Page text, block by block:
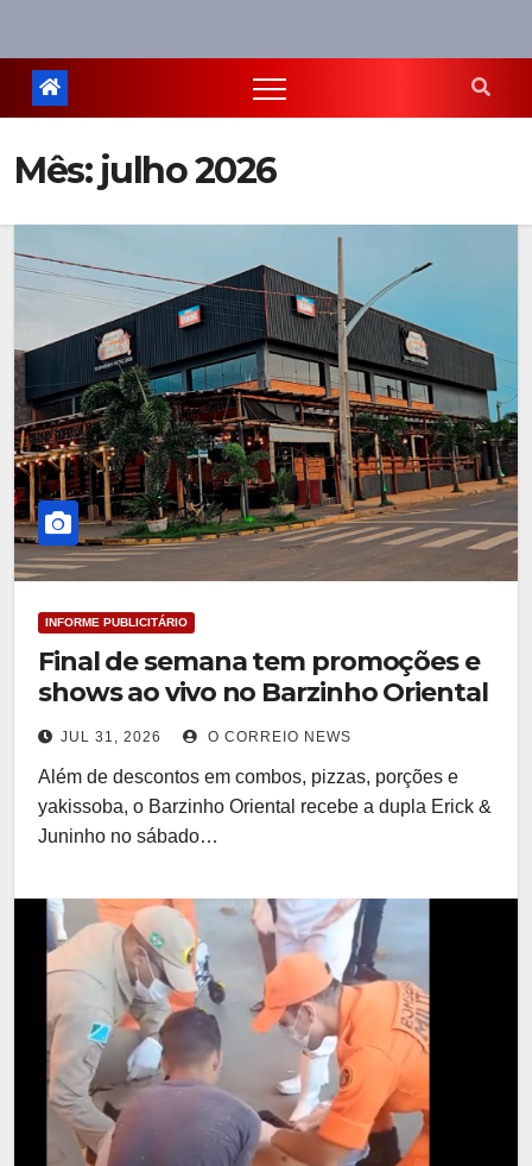
Mês: julho 2026
INFORME PUBLICITÁRIO
Final de semana tem promoções e
shows ao vivo no Barzinho Oriental
JUL 31, 2026 O CORREIO NEWS
Além de descontos em combos, pizzas, porções e
yakissoba, o Barzinho Oriental recebe a dupla Erick &
Juninho no sábado…